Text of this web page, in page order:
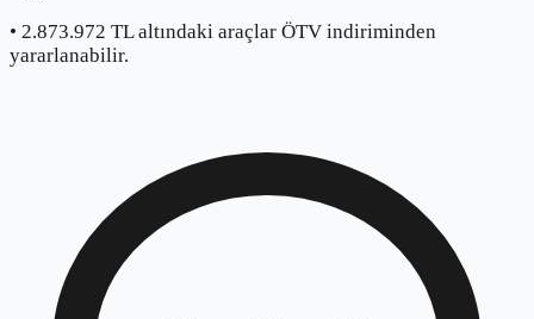
• 2.873.972 TL altındaki araçlar ÖTV indiriminden
yararlanabilir.